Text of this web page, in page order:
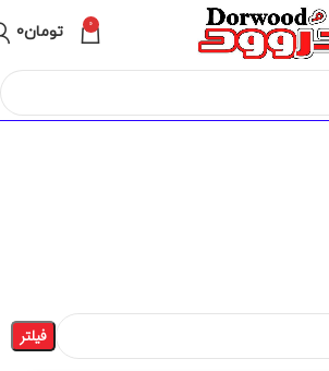
0 تومان0
فیلتر